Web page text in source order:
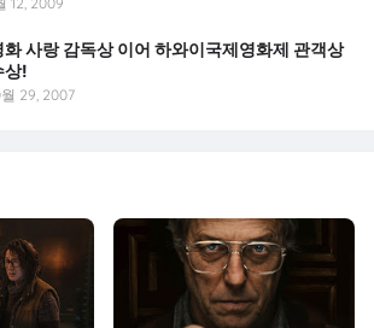
화 사랑 감독상 이어 하와이국제영화제 관객상
상!
월 29, 2007